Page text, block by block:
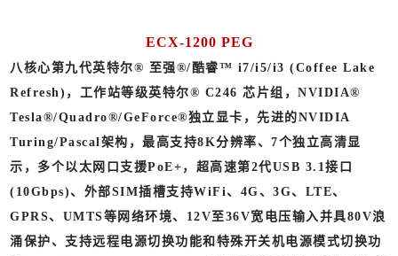
ECX-1200 PEG
八核心第九代英特尔® 至强®/酷睿™ i7/i5/i3 (Coffee Lake
Refresh)，工作站等级英特尔® C246 芯片组，NVIDIA®
Tesla®/Quadro®/GeForce®独立显卡，先进的NVIDIA
Turing/Pascal架构，最高支持8K分辨率、7个独立高清显
示，多个以太网口支援PoE+，超高速第2代USB 3.1接口
(10Gbps)、外部SIM插槽支持WiFi、4G、3G、LTE、
GPRS、UMTS等网络环境、12V至36V宽电压输入并具80V浪
涌保护、支持远程电源切换功能和特殊开关机电源模式切换功